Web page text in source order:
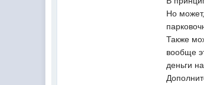
Но
Также
вообще
деньги